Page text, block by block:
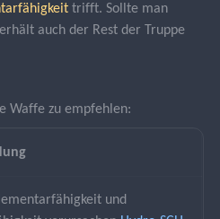
trifft. Sollte man
auch der Rest der Truppe
Waffe zu empfehlen:
und